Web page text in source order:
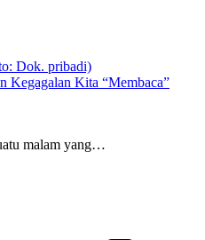
Kegagalan Kita “Membaca”
malam yang…